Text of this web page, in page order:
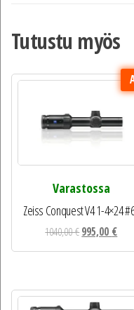
Tutustu myös
Varastossa
Zeiss Conquest V4 1-4×24
1040,00€Alkuperäinen
hinta
995,00 €